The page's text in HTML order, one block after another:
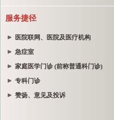
服务捷径
医院联网、医院及医疗机构
急症室
家庭医学门诊 (前称普通科门诊)
专科门诊
赞扬、意见及投诉